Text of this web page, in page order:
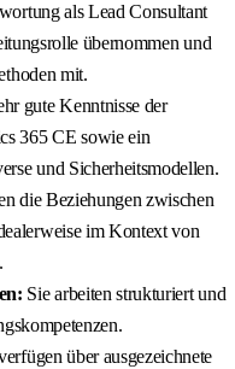
als Lead Consultant
übernommen und
mit.
gute Kenntnisse der
365 CE sowie ein
und Sicherheitsmodellen.
die Beziehungen zwischen
im Kontext von
Sie arbeiten strukturiert und
über ausgezeichnete